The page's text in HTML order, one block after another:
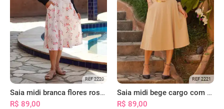
REF 2220
Saia midi branca flores rosas com bolsos
R$ 89,00
REF 2221
Saia midi bege cargo com bolsos
R$ 89,00